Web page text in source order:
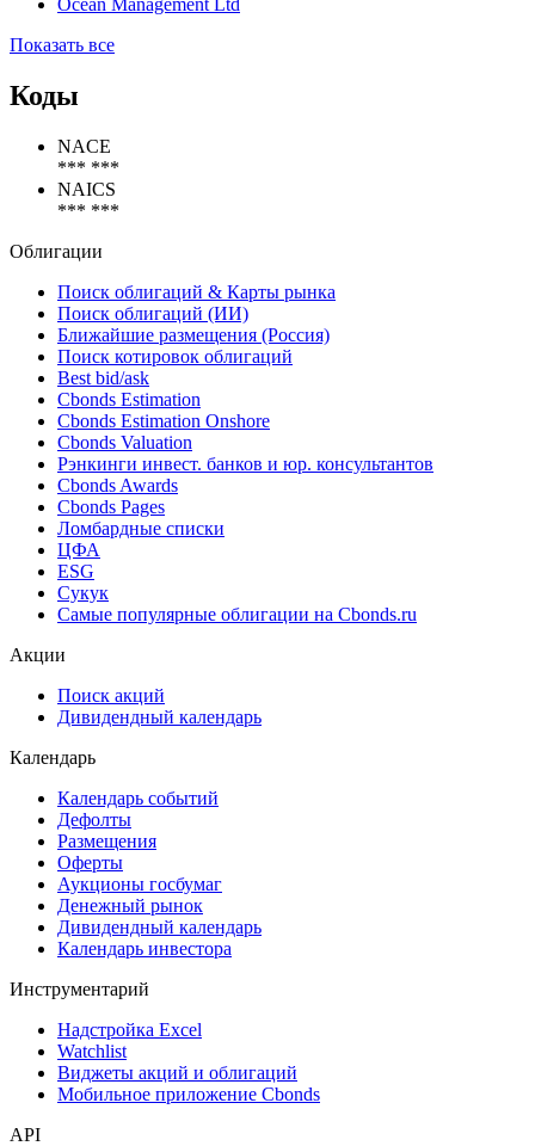
Ocean Management Ltd
Показать все
Коды
NACE
*** ***
NAICS
*** ***
Облигации
Поиск облигаций & Карты рынка
Поиск облигаций (ИИ)
Ближайшие размещения (Россия)
Поиск котировок облигаций
Best bid/ask
Cbonds Estimation
Cbonds Estimation Onshore
Cbonds Valuation
Рэнкинги инвест. банков и юр. консультантов
Cbonds Awards
Cbonds Pages
Ломбардные списки
ЦФА
ESG
Сукук
Самые популярные облигации на Cbonds.ru
Акции
Поиск акций
Дивидендный календарь
Календарь
Календарь событий
Дефолты
Размещения
Оферты
Аукционы госбумаг
Денежный рынок
Дивидендный календарь
Календарь инвестора
Инструментарий
Надстройка Excel
Watchlist
Виджеты акций и облигаций
Мобильное приложение Cbonds
API